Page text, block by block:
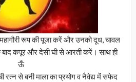
रूप की पूजा करें और उनको दूध, चावल
कपूर और देसी घी से आरती करें। साथ ही
ऊँ
रत्न से बनी माला का प्रयोग व नैवेद्य में सफेद